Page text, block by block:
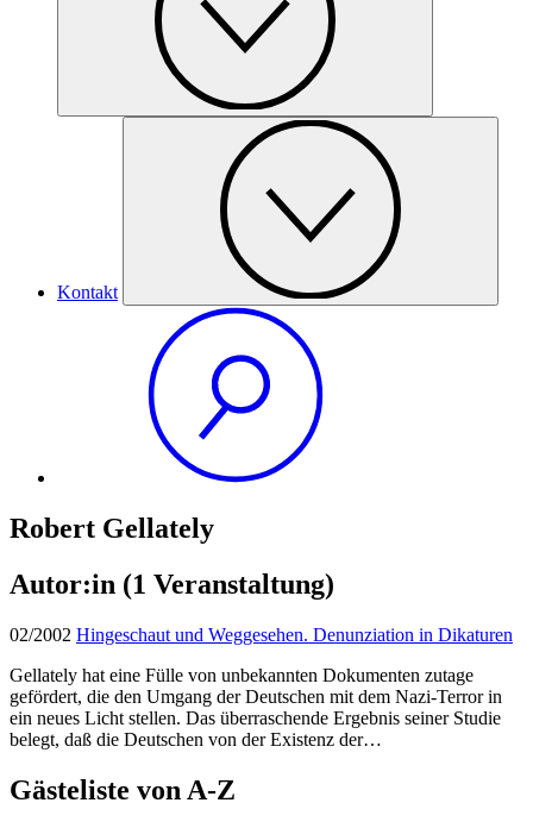
Kontakt
Robert Gellately
Autor:in (1 Veranstaltung)
02/2002 Hingeschaut und Weggesehen. Denunziation in Dikaturen
Gellately hat eine Fülle von unbekannten Dokumenten zutage
gefördert, die den Umgang der Deutschen mit dem Nazi-Terror in
ein neues Licht stellen. Das überraschende Ergebnis seiner Studie
belegt, daß die Deutschen von der Existenz der…
Gästeliste von A-Z